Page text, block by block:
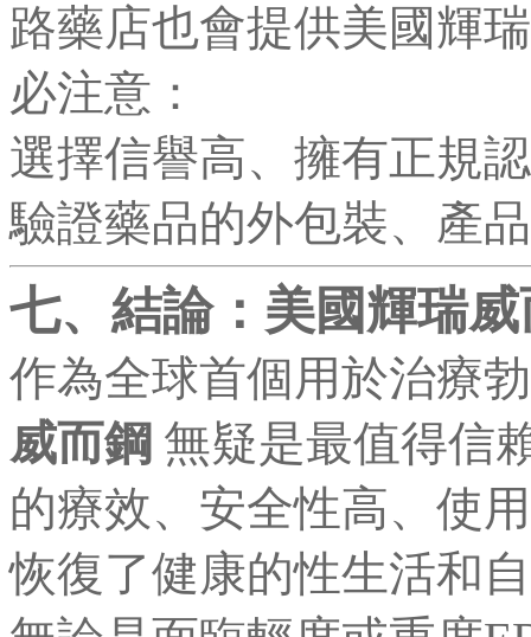
路藥店也會提供美國輝
必注意：
選擇信譽高、擁有正規
驗證藥品的外包裝、產
七、結論：美國輝瑞
作為全球首個用於治療
威而鋼 無疑是最值得信
的療效、安全性高、使
恢復了健康的性生活和